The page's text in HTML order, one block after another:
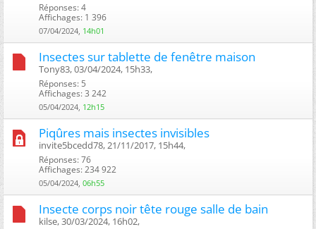
Réponses: 4
Affichages: 1 396
07/04/2024, 14h01
Insectes sur tablette de fenêtre maison
Tony83, 03/04/2024, 15h33, ‎
Réponses: 5
Affichages: 3 242
05/04/2024, 12h15
Piqûres mais insectes invisibles
invite5bcedd78, 21/11/2017, 15h44, ‎
Réponses: 76
Affichages: 234 922
05/04/2024, 06h55
Insecte corps noir tête rouge salle de bain
kilse, 30/03/2024, 16h02, ‎